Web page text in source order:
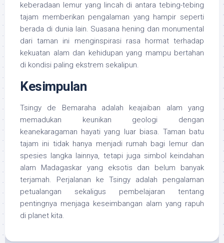
keberadaan lemur yang lincah di antara tebing-tebing
tajam memberikan pengalaman yang hampir seperti
berada di dunia lain. Suasana hening dan monumental
dari taman ini menginspirasi rasa hormat terhadap
kekuatan alam dan kehidupan yang mampu bertahan
di kondisi paling ekstrem sekalipun.
Kesimpulan
Tsingy de Bemaraha adalah keajaiban alam yang
memadukan keunikan geologi dengan
keanekaragaman hayati yang luar biasa. Taman batu
tajam ini tidak hanya menjadi rumah bagi lemur dan
spesies langka lainnya, tetapi juga simbol keindahan
alam Madagaskar yang eksotis dan belum banyak
terjamah. Perjalanan ke Tsingy adalah pengalaman
petualangan sekaligus pembelajaran tentang
pentingnya menjaga keseimbangan alam yang rapuh
di planet kita.